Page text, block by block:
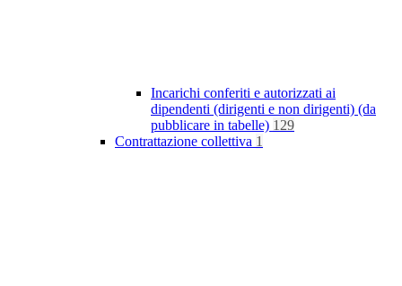
Incarichi conferiti e autorizzati ai
dipendenti (dirigenti e non dirigenti) (da
pubblicare in tabelle) 129
Contrattazione collettiva 1